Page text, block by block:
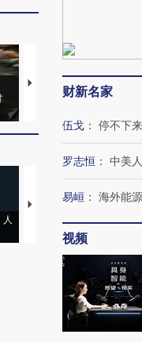
马航飞行员跨国走私7万
粒摇头丸 尿检体内含3种
人
【推广】走进第四届链博
会，让数智科技“链”接产
财新名家
伍戈 ： 停不下
罗志恒 ： 中美
易峘 ： 海外能
视频